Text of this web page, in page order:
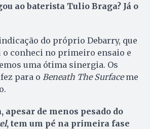
ao baterista Tulio Braga? Já o
do próprio Debarry, que
o conheci no primeiro ensaio e
uma ótima sinergia. Os
para o Beneath The Surfaceme
apesar de menos pesado do
, tem um pé na primeira fase